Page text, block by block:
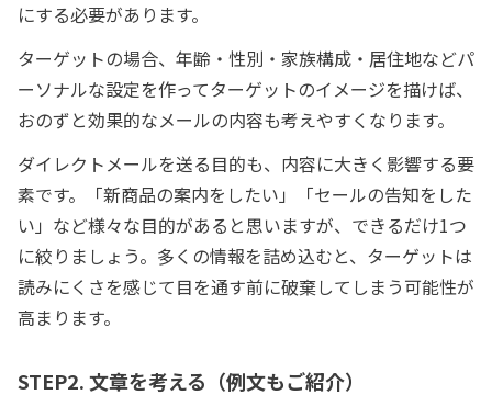
にする必要があります。
ターゲットの場合、年齢・性別・家族構成・居住地などパ
ーソナルな設定を作ってターゲットのイメージを描けば、
おのずと効果的なメールの内容も考えやすくなります。
ダイレクトメールを送る目的も、内容に大きく影響する要
素です。「新商品の案内をしたい」「セールの告知をした
い」など様々な目的があると思いますが、できるだけ1つ
に絞りましょう。多くの情報を詰め込むと、ターゲットは
読みにくさを感じて目を通す前に破棄してしまう可能性が
高まります。
STEP2. 文章を考える（例文もご紹介）